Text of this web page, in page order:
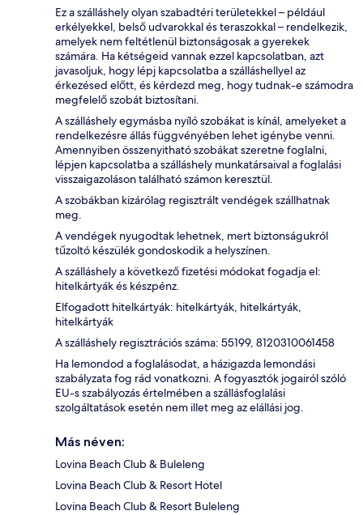
Ez a szálláshely olyan szabadtéri területekkel – például
erkélyekkel, belső udvarokkal és teraszokkal – rendelkezik,
amelyek nem feltétlenül biztonságosak a gyerekek
számára. Ha kétségeid vannak ezzel kapcsolatban, azt
javasoljuk, hogy lépj kapcsolatba a szálláshellyel az
érkezésed előtt, és kérdezd meg, hogy tudnak-e számodra
megfelelő szobát biztosítani.
A szálláshely egymásba nyíló szobákat is kínál, amelyeket a
rendelkezésre állás függvényében lehet igénybe venni.
Amennyiben összenyitható szobákat szeretne foglalni,
lépjen kapcsolatba a szálláshely munkatársaival a foglalási
visszaigazoláson található számon keresztül.
A szobákban kizárólag regisztrált vendégek szállhatnak
meg.
A vendégek nyugodtak lehetnek, mert biztonságukról
tűzoltó készülék gondoskodik a helyszínen.
A szálláshely a következő fizetési módokat fogadja el:
hitelkártyák és készpénz.
Elfogadott hitelkártyák: hitelkártyák, hitelkártyák,
hitelkártyák
A szálláshely regisztrációs száma: 55199, 8120310061458
Ha lemondod a foglalásodat, a házigazda lemondási
szabályzata fog rád vonatkozni. A fogyasztók jogairól szóló
EU-s szabályozás értelmében a szállásfoglalási
szolgáltatások esetén nem illet meg az elállási jog.
Más néven:
Lovina Beach Club & Buleleng
Lovina Beach Club & Resort Hotel
Lovina Beach Club & Resort Buleleng